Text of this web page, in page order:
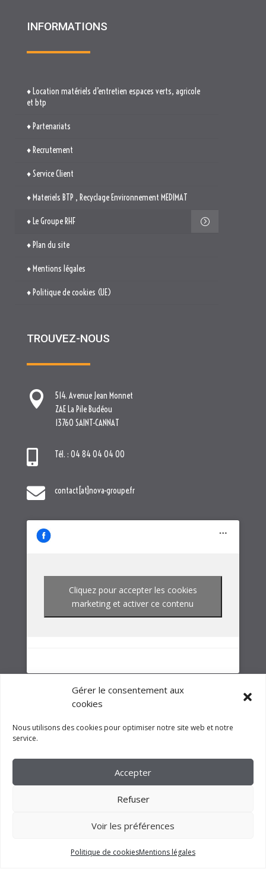
Gérer le consentement aux
cookies
Nous utilisons des cookies pour optimiser notre site web et notre
service.
Accepter
Refuser
Voir les préférences
Politique de cookiesMentions légales
♦ Partenariats
♦ Recrutement
♦ Materiels BTP , Recyclage Environnement MEDIMAT
♦ Le Groupe RHF
♦ Plan du site
♦ Mentions légales
♦ Politique de cookies (UE)
TROUVEZ-NOUS
514. Avenue Jean Monnet

 contact[at]nova-groupe.fr
Cliquez pour accepter les cookies
FM CRÉATION